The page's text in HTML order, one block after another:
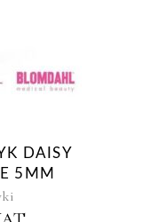
DAISY
5MM